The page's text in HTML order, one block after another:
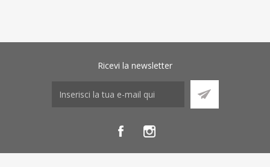
Ricevi la newsletter